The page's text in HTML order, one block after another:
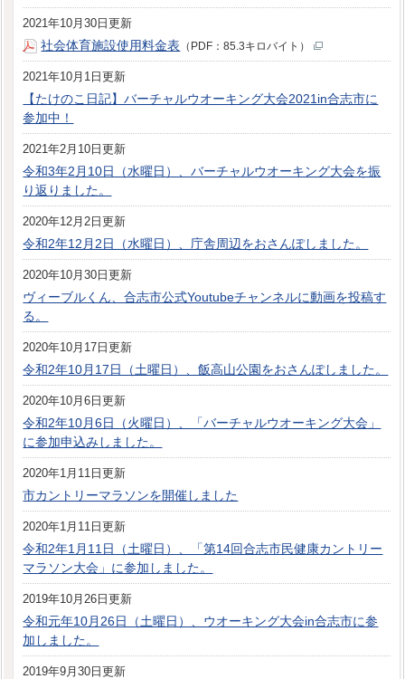
2021年10月30日更新
社会体育施設使用料金表 （PDF：85.3キロバイト）
2021年10月1日更新
【たけのこ日記】バーチャルウオーキング大会2021in合志市に
参加中！
2021年2月10日更新
令和3年2月10日（水曜日）、バーチャルウオーキング大会を振
り返りました。
2020年12月2日更新
令和2年12月2日（水曜日）、庁舎周辺をおさんぽしました。
2020年10月30日更新
ヴィーブルくん、合志市公式Youtubeチャンネルに動画を投稿す
る。
2020年10月17日更新
令和2年10月17日（土曜日）、飯高山公園をおさんぽしました。
2020年10月6日更新
令和2年10月6日（火曜日）、「バーチャルウオーキング大会」
に参加申込みしました。
2020年1月11日更新
市カントリーマラソンを開催しました
2020年1月11日更新
令和2年1月11日（土曜日）、「第14回合志市民健康カントリー
マラソン大会」に参加しました。
2019年10月26日更新
令和元年10月26日（土曜日）、ウオーキング大会in合志市に参
加しました。
2019年9月30日更新